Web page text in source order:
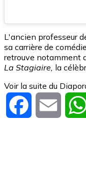
L'ancien professeur
sa carrière de
retrouve notamment
La Stagiaire, la
Voir la suite du
Facebook Email